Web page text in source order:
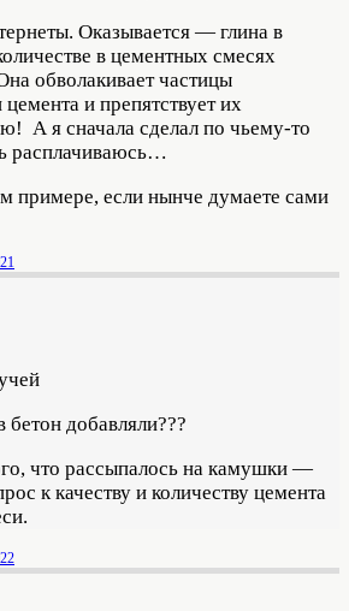
Оказывается — глина в
в цементных смесях
обволакивает частицы
цемента и препятствует их
А я сначала сделал по чьему-то
расплачиваюсь…
примере, если нынче думаете сами
бетон добавляли???
что рассыпалось на камушки —
к качеству и количеству цемента